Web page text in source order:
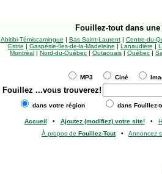
Fouillez-tout dans
Abitibi-Témiscamingue | Bas Saint-Laurent| Centre-du-
Estrie | Gaspésie-Îles-de-la-Madeleine | Lanaudière |
Montréal | Nord-du-Québec | Outaouais | Québec |
MP3 Ciné
Fouillez ...vous trouverez!
dans votre région dans Fouillez-
Accueil • Ajoutez (modifiez) votre site!•
À propos de Fouillez-Tout• Annoncez